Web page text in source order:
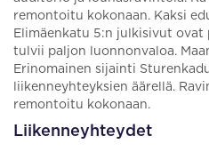
remontoitu kokonaan. Kaksi
Elimäenkatu 5:n julkisivut ovat
tulvii paljon luonnonvaloa.
Erinomainen sijainti
liikenneyhteyksien äärellä.
remontoitu kokonaan.
Liikenneyhteydet